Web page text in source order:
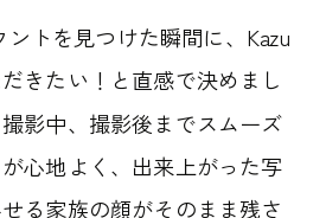
トを見つけた瞬間に、Kazu
きたい！と直感で決めまし
影中、撮影後までスムーズ
心地よく、出来上がった写
る家族の顔がそのまま残さ